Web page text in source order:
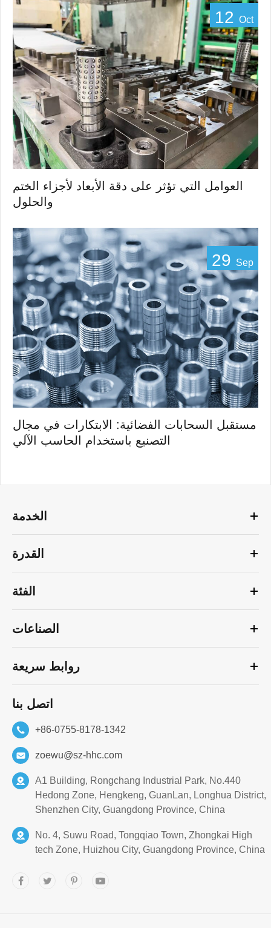
12 Oct
العوامل التي تؤثر على دقة الأبعاد لأجزاء الختم
والحلول
29 Sep
مستقبل السحابات الفضائية: الابتكارات في مجال
التصنيع باستخدام الحاسب الآلي
الخدمة
القدرة
الفئة
الصناعات
روابط سريعة
اتصل بنا
+86-0755-8178-1342
zoewu@sz-hhc.com
A1 Building, Rongchang Industrial Park, No.440
Hedong Zone, Hengkeng, GuanLan, Longhua District,
Shenzhen City, Guangdong Province, China
No. 4, Suwu Road, Tongqiao Town, Zhongkai High
tech Zone, Huizhou City, Guangdong Province, China